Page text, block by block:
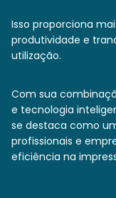
Isso proporciona
produtividade e
utilização.
Com sua
e tecnologia
se destaca como
profissionais e
eficiência na